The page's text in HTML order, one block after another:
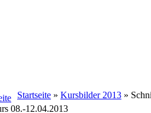
Startseite » Kursbilder 2013 »
08.-12.04.2013